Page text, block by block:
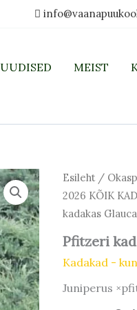
UUDISED MEIST
Esileht/
2026 KÕIK
kadakas
Pfitzeri
Kadakad -
Juniperus
oli: